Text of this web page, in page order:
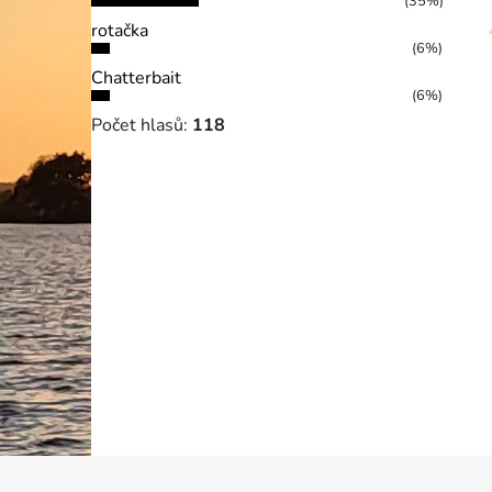
rotačka
(6%)
Chatterbait
(6%)
Počet hlasů: 118